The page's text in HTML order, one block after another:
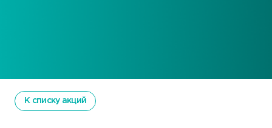
К списку акций